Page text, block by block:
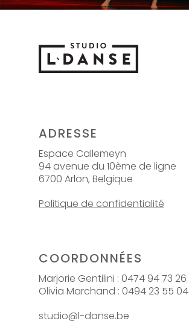
ADRESSE
Espace Callemeyn
94 avenue du 10ème de ligne
6700 Arlon, Belgique
Politique de confidentialité
COORDONNÉES
Marjorie Gentilini : 0474 94 73 26
Olivia Marchand : 0494 23 55 04
studio@l-danse.be